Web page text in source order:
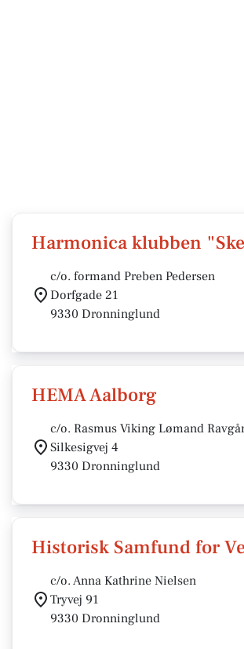
Harmonica klubben
c/o. formand Preben Pedersen
Dorfgade 21
9330 Dronninglund
HEMA Aalborg
c/o. Rasmus Viking Lømand
Silkesigvej 4
9330 Dronninglund
Historisk Samfund for
c/o. Anna Kathrine Nielsen
Tryvej 91
9330 Dronninglund